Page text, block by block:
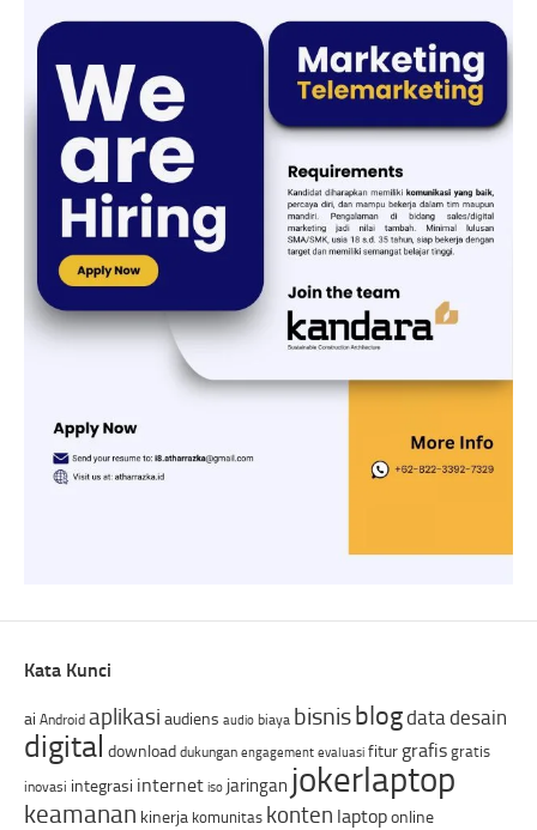
Kata Kunci
ai Android aplikasi audiens audio biaya bisnisblogdata desain
digital download dukungan engagement evaluasi fitur grafis gratis
inovasi integrasi internet iso jaringan jokerlaptop
keamanan kinerja komunitas konten laptoponline